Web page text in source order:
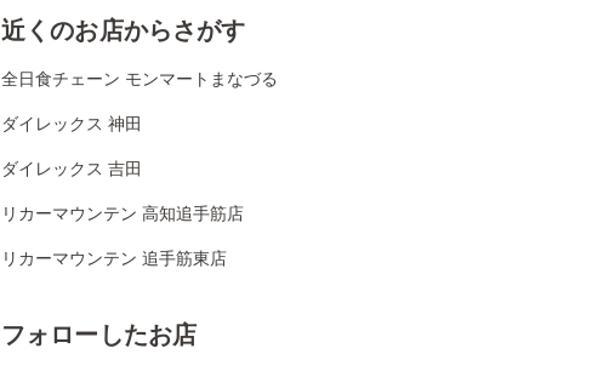
近くのお店からさがす
全日食チェーン モンマートまなづる
ダイレックス 神田
ダイレックス 吉田
リカーマウンテン 高知追手筋店
リカーマウンテン 追手筋東店
フォローしたお店